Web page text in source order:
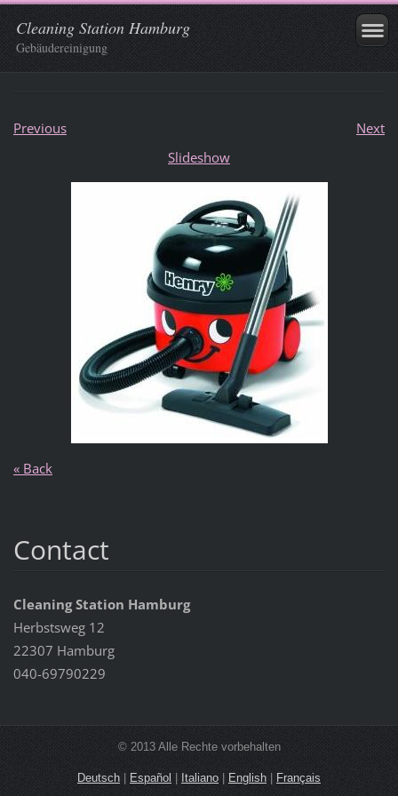
Cleaning Station Hamburg
Gebäudereinigung
Previous
Next
Slideshow
« Back
Contact
Cleaning Station Hamburg
Herbstsweg 12
22307 Hamburg
040-69790229
© 2013 Alle Rechte vorbehalten
Deutsch | Español| Italiano | English | Français